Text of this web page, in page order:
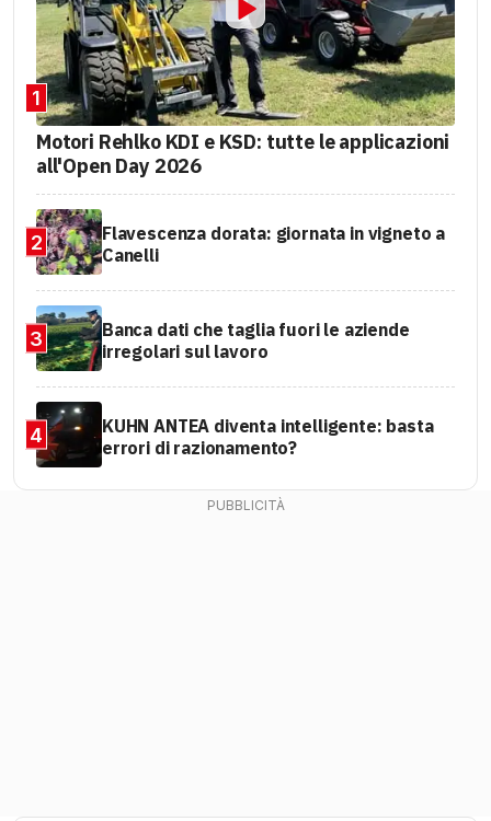
1
Motori Rehlko KDI e KSD: tutte le applicazioni
all'Open Day 2026
2
Flavescenza dorata: giornata in vigneto a
Canelli
3
Banca dati che taglia fuori le aziende
irregolari sul lavoro
4
KUHN ANTEA diventa intelligente: basta
errori di razionamento?